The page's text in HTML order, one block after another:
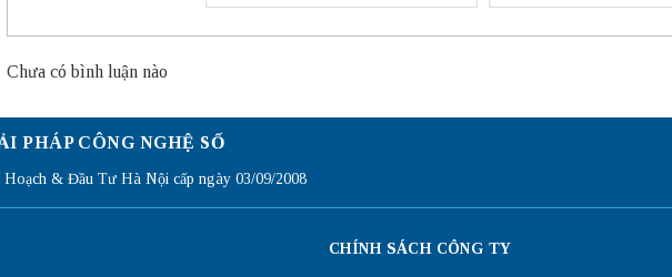
Chưa có bình luận nào
PHÁP CÔNG NGHỆ SỐ
& Đầu Tư Hà Nội cấp ngày 03/09/2008
CHÍNH SÁCH CÔNG TY